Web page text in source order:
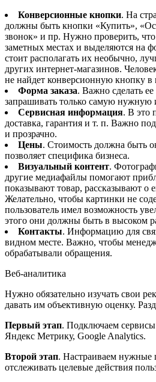
Конверсионные кнопки. На
должны быть кнопки «Купить»,
звонок» и пр. Нужно проверить, что
заметных местах и выделяются на
стоит располагать их необычно,
других интернет-магазинов.
не найдет конверсионную кнопку
Форма заказа. Важно сделать
запрашивать только самую
Сервисная информация. В это
доставка, гарантия и т. п. Важно
и прозрачно.
Цены. Стоимость должна быть
позволяет специфика бизнеса.
Визуальный контент.
другие медиафайлы помогают
показывают товар, рассказывают о
Желательно, чтобы картинки не
пользователь имел возможность
этого они должны быть в высоком
Контакты. Информацию для
видном месте. Важно, чтобы
обрабатывали обращения.
Веб-аналитика
Нужно обязательно изучать свои
давать им объективную оценку.
Первый этап. Подключаем
Яндекс Метрику, Google Analytics.
Второй этап. Настраиваем нужные
отслеживать целевые действия